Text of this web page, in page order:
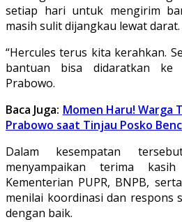
setiap hari untuk mengirim
masih sulit dijangkau lewat darat.
“Hercules terus kita kerahkan.
bantuan bisa didaratkan ke
Prabowo.
Baca Juga: Momen Haru! Warga
Prabowo saat Tinjau Posko
Dalam kesempatan
menyampaikan terima
Kementerian PUPR, BNPB,
menilai koordinasi dan respons
dengan baik.